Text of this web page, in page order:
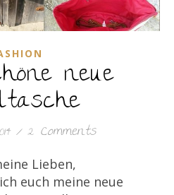
neue
/ 2 Comments
Lieben,
euch meine neue